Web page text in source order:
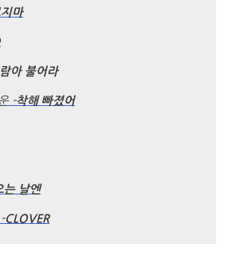
마
아 불어라
-착해 빠졌어
는 날엔
CLOVER